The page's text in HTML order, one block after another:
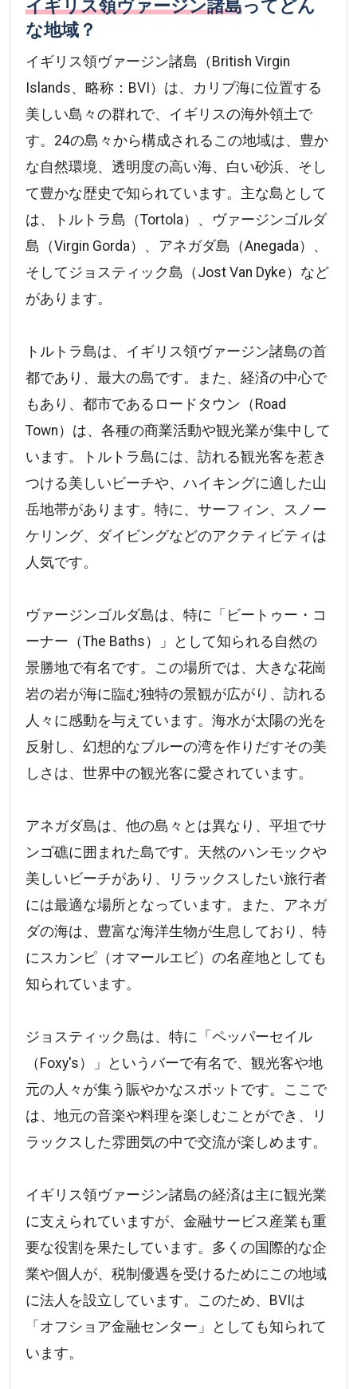
イギリス領ヴァージン諸島ってどん
な地域？
イギリス領ヴァージン諸島（British Virgin
Islands、略称：BVI）は、カリブ海に位置する
美しい島々の群れで、イギリスの海外領土で
す。24の島々から構成されるこの地域は、豊か
な自然環境、透明度の高い海、白い砂浜、そし
て豊かな歴史で知られています。主な島として
は、トルトラ島（Tortola）、ヴァージンゴルダ
島（Virgin Gorda）、アネガダ島（Anegada）、
そしてジョスティック島（Jost Van Dyke）など
があります。
トルトラ島は、イギリス領ヴァージン諸島の首
都であり、最大の島です。また、経済の中心で
もあり、都市であるロードタウン（Road
Town）は、各種の商業活動や観光業が集中して
います。トルトラ島には、訪れる観光客を惹き
つける美しいビーチや、ハイキングに適した山
岳地帯があります。特に、サーフィン、スノー
ケリング、ダイビングなどのアクティビティは
人気です。
ヴァージンゴルダ島は、特に「ビートゥー・コ
ーナー（The Baths）」として知られる自然の
景勝地で有名です。この場所では、大きな花崗
岩の岩が海に臨む独特の景観が広がり、訪れる
人々に感動を与えています。海水が太陽の光を
反射し、幻想的なブルーの湾を作りだすその美
しさは、世界中の観光客に愛されています。
アネガダ島は、他の島々とは異なり、平坦でサ
ンゴ礁に囲まれた島です。天然のハンモックや
美しいビーチがあり、リラックスしたい旅行者
には最適な場所となっています。また、アネガ
ダの海は、豊富な海洋生物が生息しており、特
にスカンピ（オマールエビ）の名産地としても
知られています。
ジョスティック島は、特に「ペッパーセイル
（Foxy's）」というバーで有名で、観光客や地
元の人々が集う賑やかなスポットです。ここで
は、地元の音楽や料理を楽しむことができ、リ
ラックスした雰囲気の中で交流が楽しめます。
イギリス領ヴァージン諸島の経済は主に観光業
に支えられていますが、金融サービス産業も重
要な役割を果たしています。多くの国際的な企
業や個人が、税制優遇を受けるためにこの地域
に法人を設立しています。このため、BVIは
「オフショア金融センター」としても知られて
います。